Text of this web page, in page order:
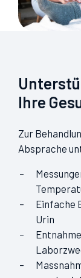
Ihre
Zur
Absprache
Einfache
Urin